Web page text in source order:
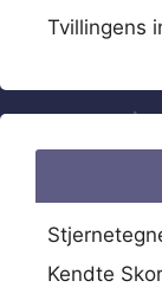
Tvillingens
Kendte